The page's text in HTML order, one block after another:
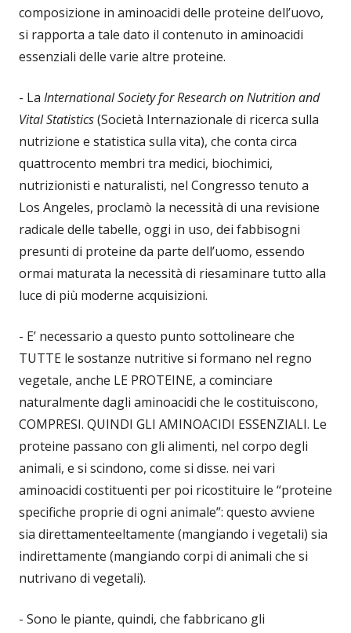
composizione in aminoacidi delle proteine dell’uovo,
si rapporta a tale dato il contenuto in aminoacidi
essenziali delle varie altre proteine.
- La International Society for Research on Nutrition and
Vital Statistics(Società Internazionale di ricerca sulla
nutrizione e statistica sulla vita), che conta circa
quattrocento membri tra medici, biochimici,
nutrizionisti e naturalisti, nel Congresso tenuto a
Los Angeles, proclamò la necessità di una revisione
radicale delle tabelle, oggi in uso, dei fabbisogni
presunti di proteine da parte dell’uomo, essendo
ormai maturata la necessità di riesaminare tutto alla
luce di più moderne acquisizioni.
- E’ necessario a questo punto sottolineare che
TUTTE le sostanze nutritive si formano nel regno
vegetale, anche LE PROTEINE, a cominciare
naturalmente dagli aminoacidi che le costituiscono,
COMPRESI. QUINDI GLI AMINOACIDI ESSENZIALI. Le
proteine passano con gli alimenti, nel corpo degli
animali, e si scindono, come si disse. nei vari
aminoacidi costituenti per poi ricostituire le “proteine
specifiche proprie di ogni animale”: questo avviene
sia direttamenteeltamente (mangiando i vegetali) sia
indirettamente (mangiando corpi di animali che si
nutrivano di vegetali).
- Sono le piante, quindi, che fabbricano gli